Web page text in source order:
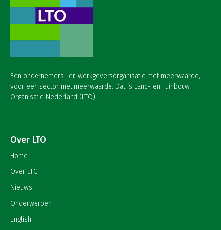
Een ondernemers- en werkgeversorganisatie met meerwaarde,
voor een sector met meerwaarde. Dat is Land- en Tuinbouw
Organisatie Nederland (LTO).
Over LTO
Home
Over LTO
Nieuws
Onderwerpen
English